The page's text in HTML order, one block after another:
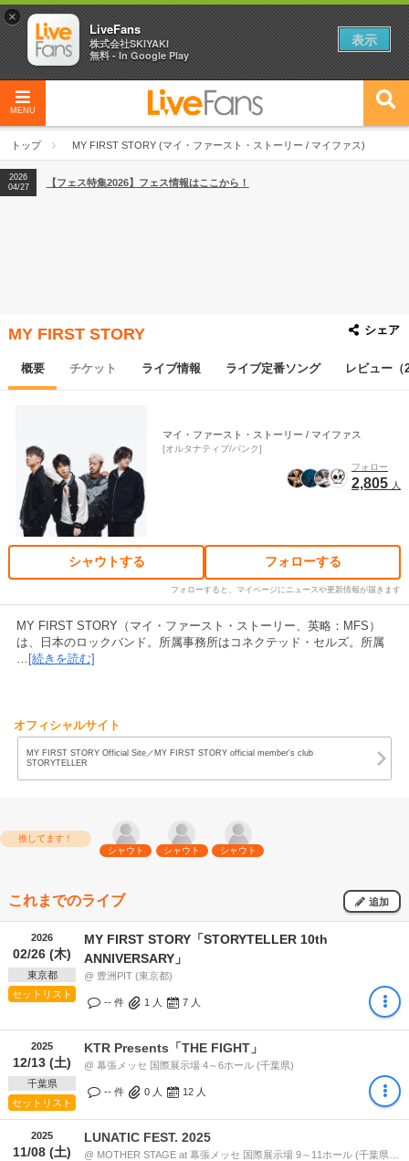
MENU
トップ MY FIRST STORY (マイ・ファースト・ストーリー / マイファス)
2026
04/27
2026
【ライブ動員ランキング】2026年上半期編発表！
2026
04/27
【フェス特集2026】フェス情報はここから！
MY FIRST STORY シェア
概要 チケット ライブ情報 ライブ定番ソング レビュー（
マイ・ファースト・ストーリー / マイファス
オルタナティブ/パンク
フォロー
2,805 人
シャウトする フォローする
フォローすると、マイページにニュースや更新情報が届きます
MY FIRST STORY（マイ・ファースト・ストーリー、英略：MFS）
は、日本のロックバンド。所属事務所はコネクテッド・セルズ。所属
… [続きを読む]
オフィシャルサイト
MY FIRST STORY Official Site／MY FIRST STORY official member's club
STORYTELLER
推してます！
シャウト
シャウト シャウト
これまでのライブ 追加
2026
02/26 (木)
東京都
セットリスト
MY FIRST STORY「STORYTELLER 10th
ANNIVERSARY」
@ 豊洲PIT (東京都)
-- 件 1 人 7 人
2025
12/13 (土)
千葉県
セットリスト
KTR Presents「THE FIGHT」
@ 幕張メッセ 国際展示場 4～6ホール (千葉県)
-- 件 0 人 12 人
2025
11/08 (土)
LUNATIC FEST. 2025
×
LiveFans
株式会社SKIYAKI
無料 - In Google Play
表示